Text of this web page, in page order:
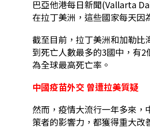
巴亞他港每日新聞(Vallarta
在拉丁美洲，這些國家每天因
截至目前，拉丁美洲和加勒
到死亡人數最多的3國中，有
為全球最高死亡率。
中國疫苗外交 曾遭拉美質疑
然而，疫情大流行一年多來
策者的影響力，都獲得重大改